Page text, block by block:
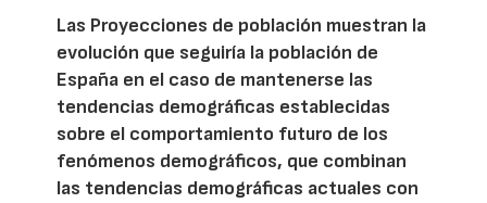
Las Proyecciones de población muestran la
evolución que seguiría la población de
España en el caso de mantenerse las
tendencias demográficas establecidas
sobre el comportamiento futuro de los
fenómenos demográficos, que combinan
las tendencias demográficas actuales con